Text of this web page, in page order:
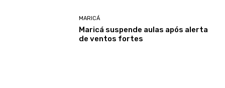
MARICÁ
Maricá suspende aulas após alerta
de ventos fortes